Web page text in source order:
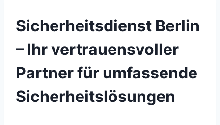
Sicherheitsdienst Berlin
– Ihr vertrauensvoller
Partner für umfassende
Sicherheitslösungen